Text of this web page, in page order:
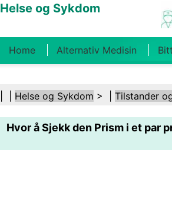
Helse og Sykdom
Home Alternativ Medisin
Kosthold Og Ernæring
Helsebransjen Psykisk Helse
Sikkerhet Kirurgi Og Prosedyrer
Helse og Sykdom > | Tilstander
Hvor å Sjekk den Prism i et par